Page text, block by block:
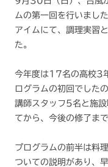
ムの第一回を行いまし
アイムにて、調理実習
た。
今年度は17名の高校3
ログラムの初回でした
講師スタッフ5名と施
てから、今後の修了ま
プログラムの前半は料
ついての説明があり、